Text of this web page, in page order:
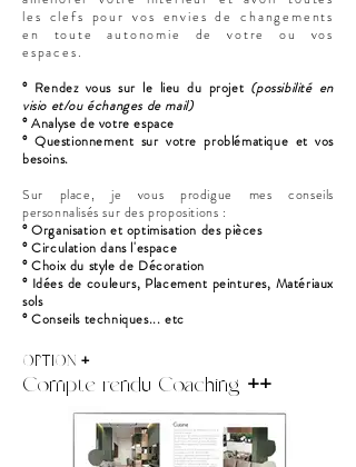
les clefs pour vos envies de changements
en toute autonomie de votre ou vos
espaces.
° Rendez vous sur le lieu du projet (possibilité en
visio et/ou échanges de mail)
° Analyse de votre espace
° Questionnement sur votre problématique et vos
besoins.
Sur place, je vous prodigue mes conseils
personnalisés sur des propositions :
° Organisation et optimisation des pièces
° Circulation dans l'espace
° Choix du style de Décoration
° Idées de couleurs, Placement peintures, Matériaux
sols
° Conseils techniques... etc
OPTION +
Compte rendu Coaching ++